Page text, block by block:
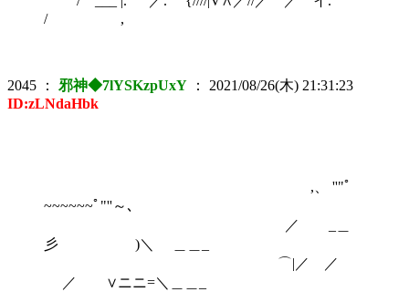
/ ,
2045 ： 邪神◆7lYSKzpUxY ： 2021/08/26(木) 21:31:23
ID:zLNdaHbk
,、 ''"ﾟ
~~~~~~ﾟ"''～､
／ _＿
彡 )＼ ＿＿_
⌒|／ ／
／ ∨ニニ=＼＿＿_